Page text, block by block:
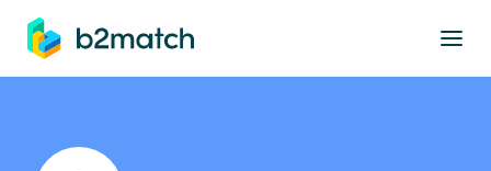
springen